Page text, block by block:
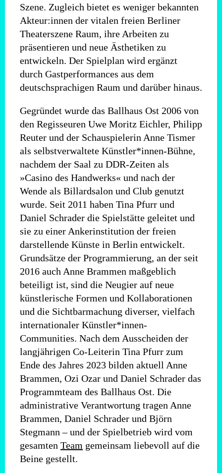
Szene. Zugleich bietet es weniger bekannten
Akteur:innen der vitalen freien Berliner
Theaterszene Raum, ihre Arbeiten zu
präsentieren und neue Ästhetiken zu
entwickeln. Der Spielplan wird ergänzt
durch Gastperformances aus dem
deutschsprachigen Raum und darüber hinaus.
Gegründet wurde das Ballhaus Ost 2006 von
den Regisseuren Uwe Moritz Eichler, Philipp
Reuter und der Schauspielerin Anne Tismer
als selbstverwaltete Künstler*innen-Bühne,
nachdem der Saal zu DDR-Zeiten als
»Casino des Handwerks« und nach der
Wende als Billardsalon und Club genutzt
wurde. Seit 2011 haben Tina Pfurr und
Daniel Schrader die Spielstätte geleitet und
sie zu einer Ankerinstitution der freien
darstellende Künste in Berlin entwickelt.
Grundsätze der Programmierung, an der seit
2016 auch Anne Brammen maßgeblich
beteiligt ist, sind die Neugier auf neue
künstlerische Formen und Kollaborationen
und die Sichtbarmachung diverser, vielfach
internationaler Künstler*innen-
Communities. Nach dem Ausscheiden der
langjährigen Co-Leiterin Tina Pfurr zum
Ende des Jahres 2023 bilden aktuell Anne
Brammen, Ozi Ozar und Daniel Schrader das
Programmteam des Ballhaus Ost. Die
administrative Verantwortung tragen Anne
Brammen, Daniel Schrader und Björn
Stegmann – und der Spielbetrieb wird vom
gesamten Team gemeinsam liebevoll auf die
Beine gestellt.